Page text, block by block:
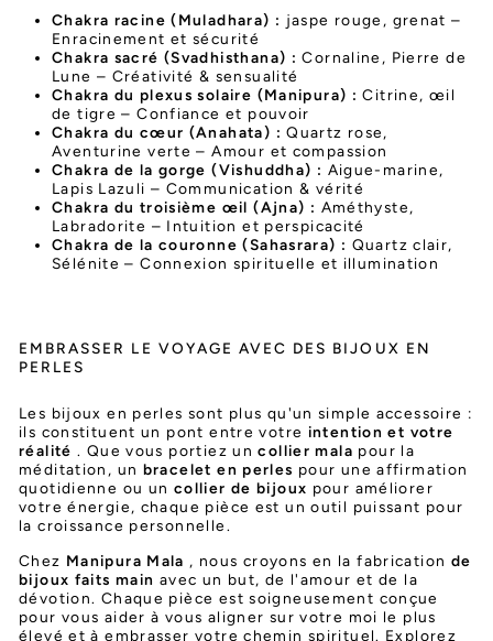
Chakra racine (Muladhara) : jaspe rouge, grenat –
Enracinement et sécurité
Chakra sacré (Svadhisthana) : Cornaline, Pierre de
Lune – Créativité & sensualité
Chakra du plexus solaire (Manipura) : Citrine, œil
de tigre – Confiance et pouvoir
Chakra du cœur (Anahata) : Quartz rose,
Aventurine verte – Amour et compassion
Chakra de la gorge (Vishuddha) : Aigue-marine,
Lapis Lazuli – Communication & vérité
Chakra du troisième œil (Ajna) : Améthyste,
Labradorite – Intuition et perspicacité
Chakra de la couronne (Sahasrara) : Quartz clair,
Sélénite – Connexion spirituelle et illumination
EMBRASSER LE VOYAGE AVEC DES BIJOUX EN
PERLES
Les bijoux en perles sont plus qu'un simple accessoire :
ils constituent un pont entre votre intention et votre
réalité . Que vous portiez uncollier mala pour la
méditation, un bracelet en perles pour une affirmation
quotidienne ou un collier de bijoux pour améliorer
votre énergie, chaque pièce est un outil puissant pour
la croissance personnelle.
Chez Manipura Mala , nous croyons en la fabrication de
bijoux faits main avec un but, de l'amour et de la
dévotion. Chaque pièce est soigneusement conçue
pour vous aider à vous aligner sur votre moi le plus
élevé et à embrasser votre chemin spirituel. Explorez